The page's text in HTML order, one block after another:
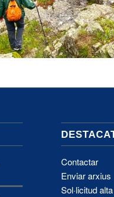
Contactar
Enviar arxius
Sol·licitud